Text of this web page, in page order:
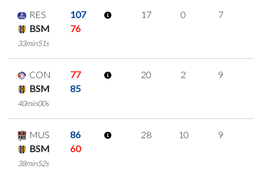
RES
107
BSM
76
33min51s
17 0 7
CON
77
BSM
85
40min00s
20 2 9
MUS
86
BSM
60
38min52s
28 10 9